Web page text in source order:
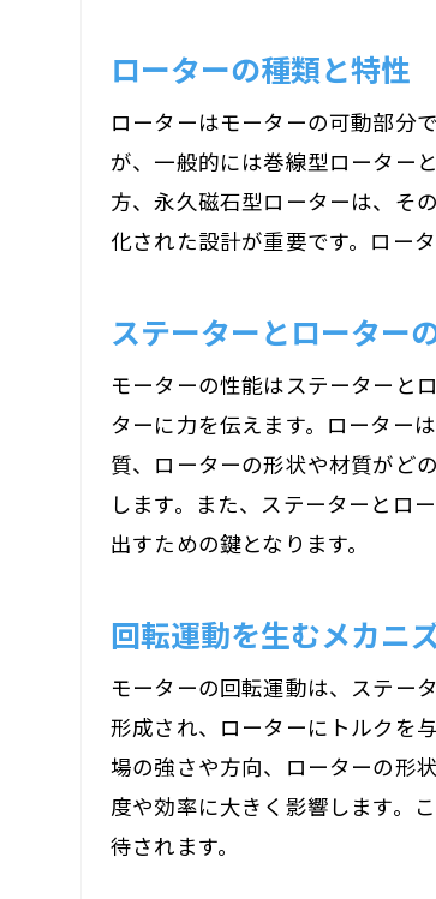
ローターの種類と特性
ローターはモーターの可動部分
が、一般的には巻線型ローター
方、永久磁石型ローターは、そ
化された設計が重要です。ロー
ステーターとローター
モーターの性能はステーターと
ターに力を伝えます。ローター
質、ローターの形状や材質がど
します。また、ステーターとロ
出すための鍵となります。
回転運動を生むメカニ
モーターの回転運動は、ステー
形成され、ローターにトルクを
場の強さや方向、ローターの形
度や効率に大きく影響します。
待されます。